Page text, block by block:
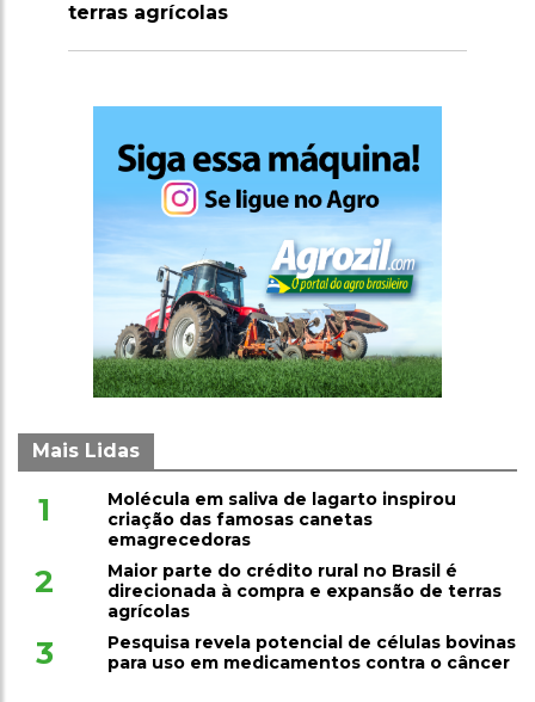
orgânica
Mais Lidas
1
Molécula em saliva de lagarto inspirou
criação das famosas canetas
emagrecedoras
2
Maior parte do crédito rural no Brasil é
direcionada à compra e expansão de terras
agrícolas
3
Pesquisa revela potencial de células bovinas
para uso em medicamentos contra o câncer